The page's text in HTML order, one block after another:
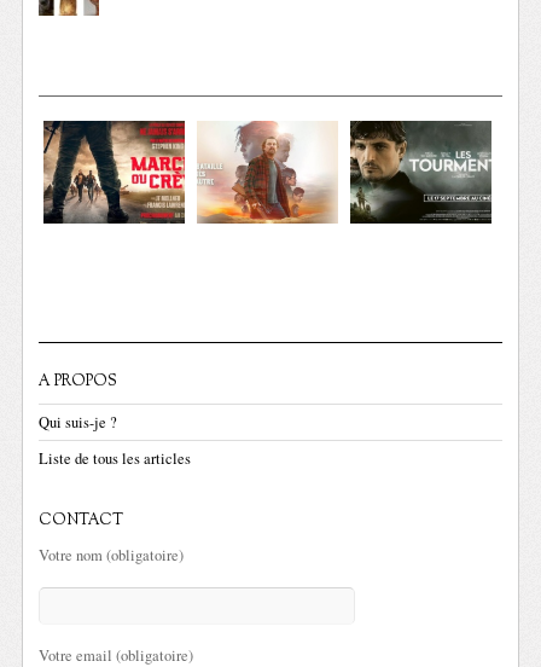
A PROPOS
Qui suis-je ?
Liste de tous les articles
CONTACT
Votre nom (obligatoire)
Votre email (obligatoire)